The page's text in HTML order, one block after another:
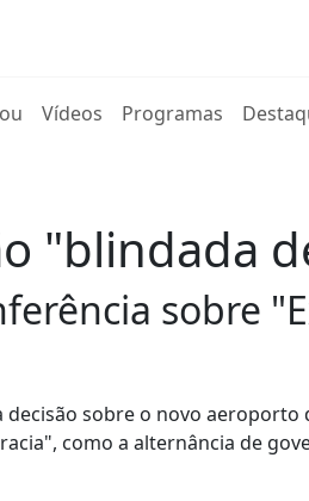
Vídeos Programas
"blindada
sobre
sobre o novo aeroporto
como a alternância de